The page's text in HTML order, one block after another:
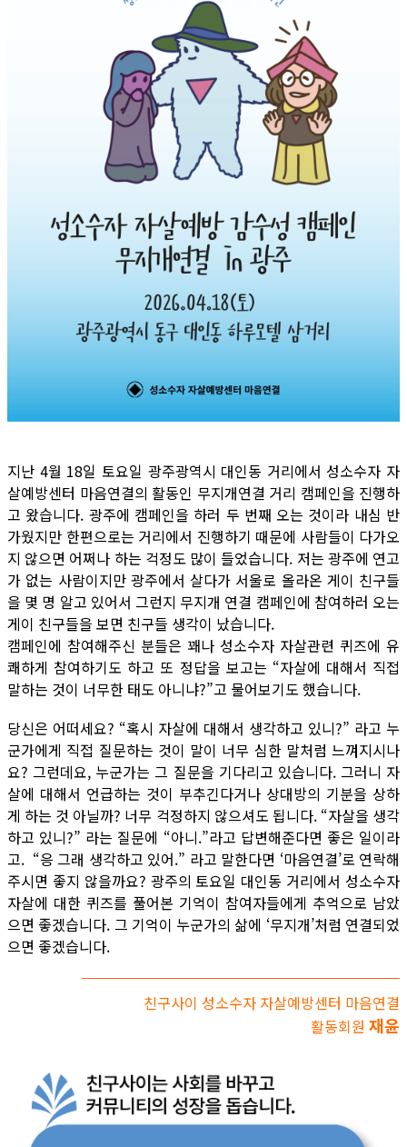
지난 4월 18일 토요일 광주광역시 대인동 거리에서 성소수자 자
살예방센터 마음연결의 활동인 무지개연결 거리 캠페인을 진행하
고 왔습니다. 광주에 캠페인을 하러 두 번째 오는 것이라 내심 반
가웠지만 한편으로는 거리에서 진행하기 때문에 사람들이 다가오
지 않으면 어쩌나 하는 걱정도 많이 들었습니다. 저는 광주에 연고
가 없는 사람이지만 광주에서 살다가 서울로 올라온 게이 친구들
을 몇 명 알고 있어서 그런지 무지개 연결 캠페인에 참여하러 오는
게이 친구들을 보면 친구들 생각이 났습니다.
캠페인에 참여해주신 분들은 꽤나 성소수자 자살관련 퀴즈에 유
쾌하게 참여하기도 하고 또 정답을 보고는 “자살에 대해서 직접
말하는 것이 너무한 태도 아니냐?”고 물어보기도 했습니다.
당신은 어떠세요? “혹시 자살에 대해서 생각하고 있니?” 라고 누
군가에게 직접 질문하는 것이 말이 너무 심한 말처럼 느껴지시나
요? 그런데요, 누군가는 그 질문을 기다리고 있습니다. 그러니 자
살에 대해서 언급하는 것이 부추긴다거나 상대방의 기분을 상하
게 하는 것 아닐까? 너무 걱정하지 않으셔도 됩니다. “자살을 생각
하고 있니?” 라는 질문에 “아니.”라고 답변해준다면 좋은 일이라
고. “응 그래 생각하고 있어.” 라고 말한다면 ‘마음연결’로 연락해
주시면 좋지 않을까요? 광주의 토요일 대인동 거리에서 성소수자
자살에 대한 퀴즈를 풀어본 기억이 참여자들에게 추억으로 남았
으면 좋겠습니다. 그 기억이 누군가의 삶에 ‘무지개’처럼 연결되었
으면 좋겠습니다.
친구사이 성소수자 자살예방센터 마음연결
활동회원 재윤